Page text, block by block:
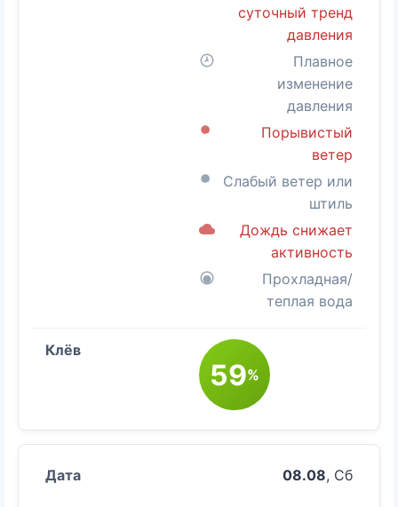
суточный тренд
давления
Плавное
изменение
давления
Порывистый
ветер
Слабый ветер или
штиль
Дождь снижает
активность
Прохладная/
теплая вода
59%
08.08, Сб